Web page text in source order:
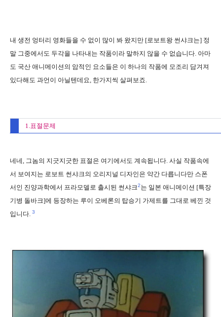
내 생전 엉터리 영화들을 수 없이 많이 봐 왔지만 [로보트왕 썬샤크는] 정
말 그중에서도 두각을 나타내는 작품이라 말하지 않을 수 없습니다. 아마
도 국산 애니메이션의 암적인 요소들은 이 하나의 작품에 모조리 담겨져
있다해도 과언이 아닐텐데요, 한가지씩 살펴보죠.
1.표절문제
네네, 그놈의 지긋지긋한 표절은 여기에서도 계속됩니다. 사실 작품속에
서 보여지는 로보트 썬샤크의 오리지널 디자인은 약간 다릅니다만 스폰
서인 진양과학에서 프라모델로 출시된 썬샤크2는 일본 애니메이션 [특장
기병 돌바크]에 등장하는 루이 오베론의 탑승기 가제트를 그대로 베낀 것
입니다. 3